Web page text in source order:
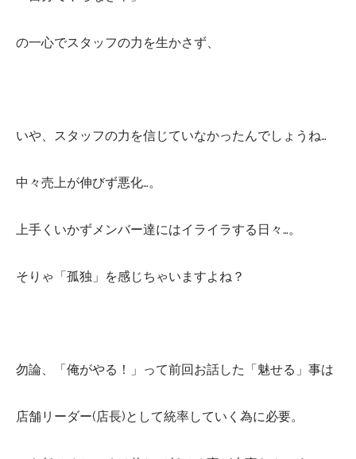
の一心でスタッフの力を生かさず、
いや、スタッフの力を信じていなかったんでしょうね…
中々売上が伸びず悪化…。
上手くいかずメンバー達にはイライラする日々…。
そりゃ「孤独」を感じちゃいますよね？
勿論、「俺がやる！」って前回お話した「魅せる」事は
店舗リーダー(店長)として統率していく為に必要。